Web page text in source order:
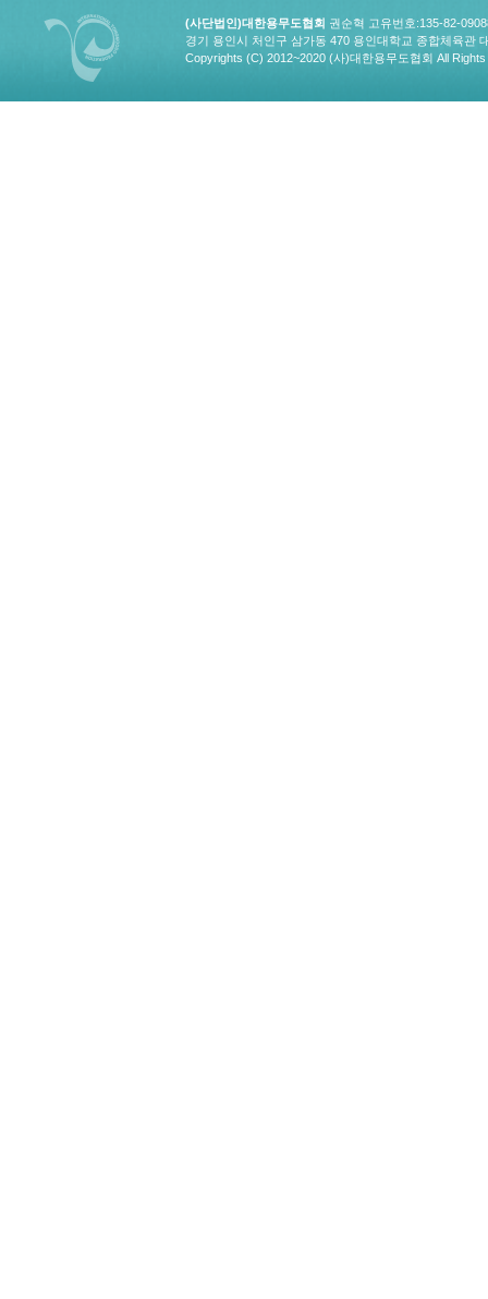
(사단법인)대한용무도협회 권순혁 고유번호:135-82-
경기 용인시 처인구 삼가동 470 용인대학교 종합체육관
Copyrights (C) 2012~2020 (사)대한용무도협회 All